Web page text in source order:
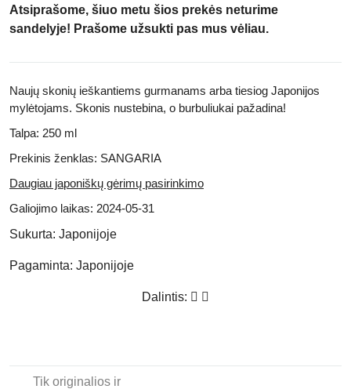
Atsiprašome, šiuo metu šios prekės neturime
sandelyje! Prašome užsukti pas mus vėliau.
Naujų skonių ieškantiems gurmanams arba tiesiog Japonijos
mylėtojams. Skonis nustebina, o burbuliukai pažadina!
Talpa: 250 ml
Prekinis ženklas: SANGARIA
Daugiau japoniškų gėrimų pasirinkimo
Galiojimo laikas: 2024-05-31
Sukurta: Japonijoje
Pagaminta: Japonijoje
Dalintis:
Tik originalios ir